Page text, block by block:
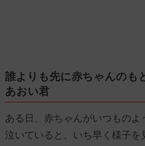
誰よりも先に赤ちゃんのも
あおい君
ある日、赤ちゃんがいつものよ
泣いていると、いち早く様子を